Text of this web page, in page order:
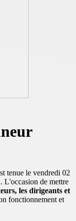
tenue le vendredi 02
L'occasion de mettre
les dirigeants et
fonctionnement et